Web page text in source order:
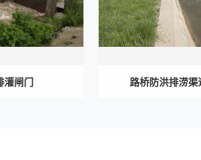
闸门 路桥防洪排涝渠